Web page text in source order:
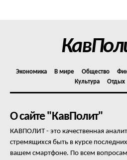
Контакты
Экономика В мире Общество
Культура
Отдых
О сайте "КавПолит"
КАВПОЛИТ - это качественная
стремящихся быть в курсе
вашем смартфоне. По всем